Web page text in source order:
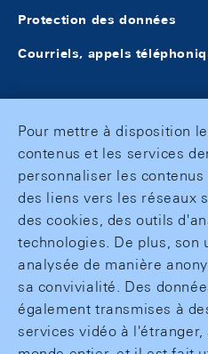
Protection des données
Courriels, appels
Pour mettre à disposition
contenus et les services
personnaliser les
des liens vers les réseaux
des cookies, des outils
technologies. De plus, son
analysée de manière
sa convivialité. Des
également transmises à
services vidéo à l'étranger,